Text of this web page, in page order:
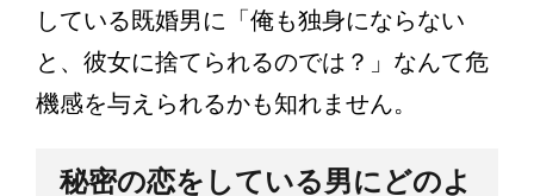
している既婚男に「俺も独身にならない
と、彼女に捨てられるのでは？」なんて危
機感を与えられるかも知れません。
秘密の恋をしている男にどのよ